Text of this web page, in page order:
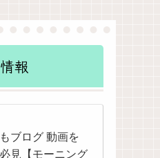
報
ブログ 動画を
見【モーニング